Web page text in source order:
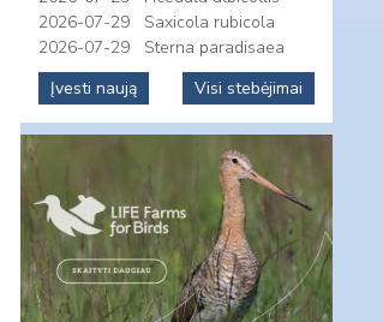
2026-07-29
Saxicola rubicola
2026-07-29
Sterna paradisaea
Įvesti naują
Visi stebėjimai